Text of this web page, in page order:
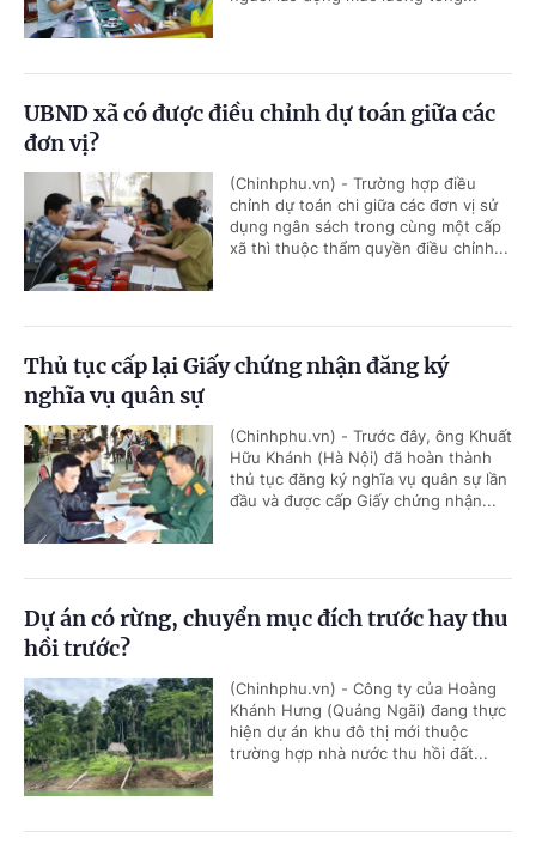
UBND xã có được điều chỉnh dự toán giữa các
đơn vị?
(Chinhphu.vn) - Trường hợp điều
chỉnh dự toán chi giữa các đơn vị sử
dụng ngân sách trong cùng một cấp
xã thì thuộc thẩm quyền điều chỉnh...
Thủ tục cấp lại Giấy chứng nhận đăng ký
nghĩa vụ quân sự
(Chinhphu.vn) - Trước đây, ông Khuất
Hữu Khánh (Hà Nội) đã hoàn thành
thủ tục đăng ký nghĩa vụ quân sự lần
đầu và được cấp Giấy chứng nhận...
Dự án có rừng, chuyển mục đích trước hay thu
hồi trước?
(Chinhphu.vn) - Công ty của Hoàng
Khánh Hưng (Quảng Ngãi) đang thực
hiện dự án khu đô thị mới thuộc
trường hợp nhà nước thu hồi đất...